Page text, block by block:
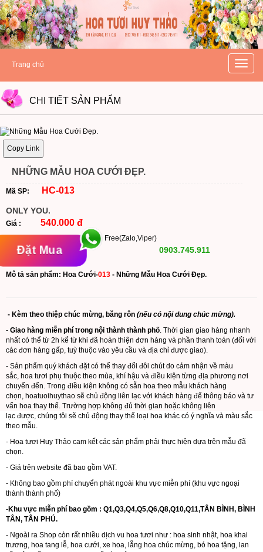
hoatuoihuythao.com
hoatuoihuythao.com
//hoatuoihuythao.com/
Toggle
Trang chủ
CHI TIẾT SẢN PHẨM
Copy Link
NHỮNG MẪU HOA CƯỚI ĐẸP.
Mã SP: HC-013
ONLY YOU.
Giá : 540.000 đ
Đặt Mua
Free(Zalo,Viper)
0903.745.911
Mô tả sản phẩm: Hoa Cưới-013 - Những Mẫu Hoa Cưới Đẹp.
- Kèm theo thiệp chúc mừng, băng rôn (nếu có nội dung chúc mừng).
- Giao hàng miễn phí trong nội thành thành phố. Thời gian giao hàng nhanh
nhất có thể từ 2h kể từ khi đã hoàn thiện đơn hàng và phần thanh toán (đối với
các đơn hàng gấp, tuỳ thuộc vào yêu cầu và địa chỉ được giao).
- Sản phẩm quý khách đặt có thể thay đổi đôi chút do cảm nhận về màu
sắc, hoa tươi phụ thuộc theo mùa, khí hậu và điều kiện từng địa phương nơi
chuyển đến. Trong điều kiện không có sẵn hoa theo mẫu khách hàng
chọn, hoatuoihuythao sẽ chủ động liên lạc với khách hàng để thông báo và tư
vấn hoa thay thế. Trường hợp không đủ thời gian hoặc không liên
lạc được, chúng tôi sẽ chủ động thay thế loại hoa khác có ý nghĩa và màu sắc
theo mẫu.
- Hoa tươi Huy Thảo cam kết các sản phẩm phải thực hiện dựa trên mẫu đã
chọn.
- Giá trên website đã bao gồm VAT.
- Không bao gồm phí chuyển phát ngoài khu vực miễn phí (khu vực ngoại
thành thành phố)
-Khu vực miễn phí bao gồm : Q1,Q3,Q4,Q5,Q6,Q8,Q10,Q11,TÂN BÌNH, BÌNH
TÂN, TÂN PHÚ.
- Ngoài ra Shop còn rất nhiều dịch vu hoa tươi như : hoa sinh nhật, hoa khai
trương, hoa tang lễ, hoa cưới, xe hoa, lẵng hoa chúc mừng, bó hoa tặng, lan